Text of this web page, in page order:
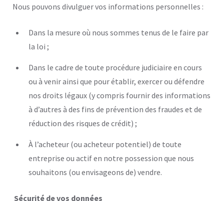
Nous pouvons divulguer vos informations personnelles :
Dans la mesure où nous sommes tenus de le faire par
la loi ;
Dans le cadre de toute procédure judiciaire en cours
ou à venir ainsi que pour établir, exercer ou défendre
nos droits légaux (y compris fournir des informations
à d’autres à des fins de prévention des fraudes et de
réduction des risques de crédit) ;
À l’acheteur (ou acheteur potentiel) de toute
entreprise ou actif en notre possession que nous
souhaitons (ou envisageons de) vendre.
Sécurité de vos données